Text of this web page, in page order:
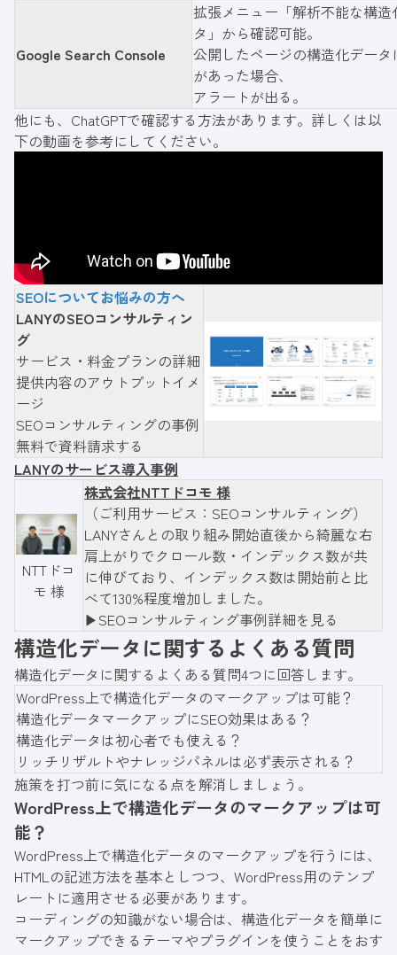
Google Search Console
拡張メニュー「解析不能な構造
タ」から確認可能。
公開したページの構造化データ
があった場合、
アラートが出る。
他にも、ChatGPTで確認する方法があります。詳しくは以
下の動画を参考にしてください。
SEOについてお悩みの方へ
LANYのSEOコンサルティン
グ
サービス・料金プランの詳細
提供内容のアウトプットイメ
ージ
SEOコンサルティングの事例
無料で資料請求する
LANYのサービス導入事例
NTTドコ
モ 様
株式会社NTTドコモ 様
（ご利用サービス：SEOコンサルティング）
LANYさんとの取り組み開始直後から綺麗な右
肩上がりでクロール数・インデックス数が共
に伸びており、インデックス数は開始前と比
べて130%程度増加しました。
▶︎SEOコンサルティング事例詳細を見る
構造化データに関するよくある質問
構造化データに関するよくある質問4つに回答します。
WordPress上で構造化データのマークアップは可能？
構造化データマークアップにSEO効果はある？
構造化データは初心者でも使える？
リッチリザルトやナレッジパネルは必ず表示される？
施策を打つ前に気になる点を解消しましょう。
WordPress上で構造化データのマークアップは可
能？
WordPress上で構造化データのマークアップを行うには、
HTMLの記述方法を基本としつつ、WordPress用のテンプ
レートに適用させる必要があります。
コーディングの知識がない場合は、構造化データを簡単に
マークアップできるテーマやプラグインを使うことをおす